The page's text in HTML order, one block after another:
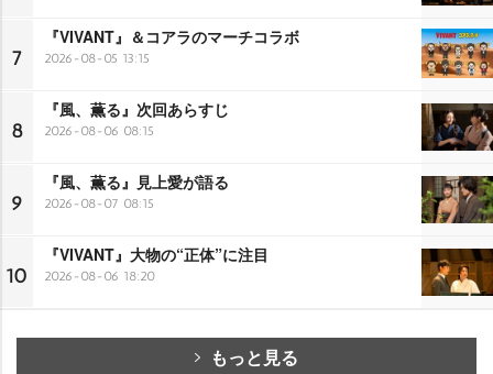
7
『VIVANT』＆コアラのマーチコラボ
2026-08-05 13:15
8
『風、薫る』次回あらすじ
2026-08-06 08:15
9
『風、薫る』見上愛が語る
2026-08-07 08:15
10
『VIVANT』大物の“正体”に注目
2026-08-06 18:20
もっと見る